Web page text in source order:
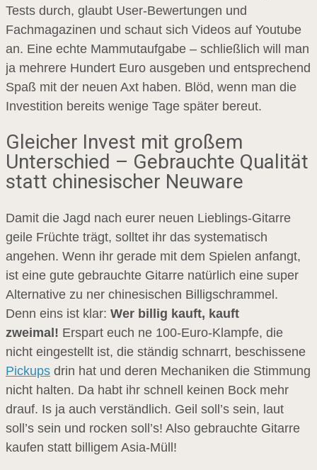
Tests durch, glaubt User-Bewertungen und
Fachmagazinen und schaut sich Videos auf Youtube
an. Eine echte Mammutaufgabe – schließlich will man
ja mehrere Hundert Euro ausgeben und entsprechend
Spaß mit der neuen Axt haben. Blöd, wenn man die
Investition bereits wenige Tage später bereut.
Gleicher Invest mit großem
Unterschied – Gebrauchte Qualität
statt chinesischer Neuware
Damit die Jagd nach eurer neuen Lieblings-Gitarre
geile Früchte trägt, solltet ihr das systematisch
angehen. Wenn ihr gerade mit dem Spielen anfangt,
ist eine gute gebrauchte Gitarre natürlich eine super
Alternative zu ner chinesischen Billigschrammel.
Denn eins ist klar: Wer billig kauft, kauft
zweimal! Erspart euch ne 100-Euro-Klampfe, die
nicht eingestellt ist, die ständig schnarrt, beschissene
Pickups drin hat und deren Mechaniken die Stimmung
nicht halten. Da habt ihr schnell keinen Bock mehr
drauf. Is ja auch verständlich. Geil soll’s sein, laut
soll’s sein und rocken soll’s! Also gebrauchte Gitarre
kaufen statt billigem Asia-Müll!